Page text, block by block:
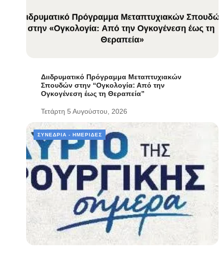
Διιδρυματικό Πρόγραμμα Μεταπτυχιακών
Σπουδών στην “Ογκολογία: Από την
Ογκογένεση έως τη Θεραπεία”
Τετάρτη 5 Αυγούστου, 2026
ΣΥΝΈΔΡΙΑ - ΗΜΕΡΊΔΕΣ